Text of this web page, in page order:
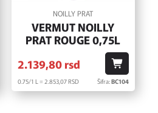
NOILLY PRAT
VERMUT NOILLY
PRAT ROUGE 0,75L
2.139,80rsd
0.75/1 L = 2.853,07RSD Šifra:BC104